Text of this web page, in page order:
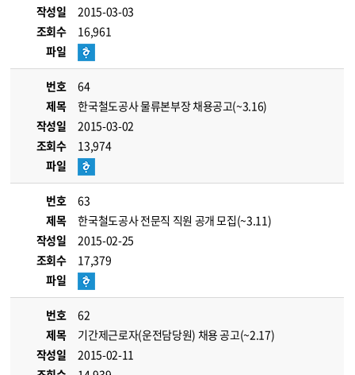
작성일
2015-03-03
조회수
16,961
파일
번호
64
제목
한국철도공사 물류본부장 채용공고(~3.16)
작성일
2015-03-02
조회수
13,974
파일
번호
63
제목
한국철도공사 전문직 직원 공개 모집(~3.11)
작성일
2015-02-25
조회수
17,379
파일
번호
62
제목
기간제근로자(운전담당원) 채용 공고(~2.17)
작성일
2015-02-11